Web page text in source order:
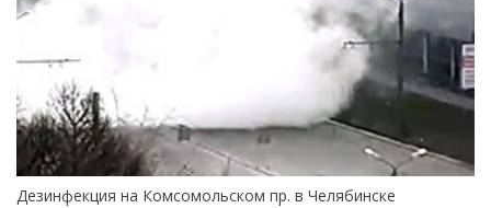
Дезинфекция на Комсомольском пр. в Челябинске